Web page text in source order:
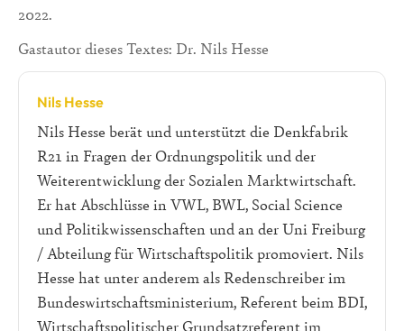
2022.
Gastautor dieses Textes: Dr. Nils Hesse
Nils Hesse
Nils Hesse berät und unterstützt die Denkfabrik
R21 in Fragen der Ordnungspolitik und der
Weiterentwicklung der Sozialen Marktwirtschaft.
Er hat Abschlüsse in VWL, BWL, Social Science
und Politikwissenschaften und an der Uni Freiburg
/ Abteilung für Wirtschaftspolitik promoviert. Nils
Hesse hat unter anderem als Redenschreiber im
Bundeswirtschaftsministerium, Referent beim BDI,
Wirtschaftspolitischer Grundsatzreferent im